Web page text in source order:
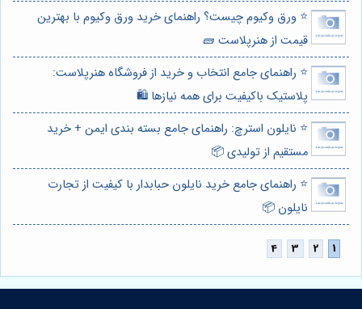
⭐️ ورق وکیوم چیست؟ راهنمای خرید ورق وکیوم با بهترین
قیمت از هنرپلاست 🧱
⭐️ راهنمای جامع انتخاب و خرید از فروشگاه هنرپلاست:
پلاستیک باکیفیت برای همه نیازها 🛍️
⭐️ نایلون استرچ: راهنمای جامع بسته بندی ایمن + خرید
مستقیم از تولیدی 📦
⭐️ راهنمای جامع خرید نایلون حبابدار با کیفیت از تجارت
نایلون 📦